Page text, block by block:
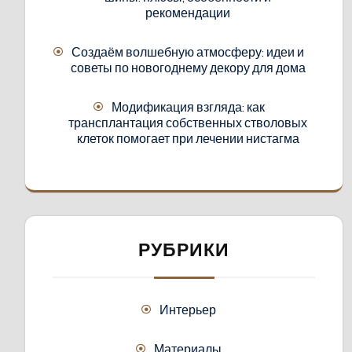
рекомендации
Создаём волшебную атмосферу: идеи и
советы по новогоднему декору для дома
Модификация взгляда: как
трансплантация собственных стволовых
клеток помогает при лечении нистагма
РУБРИКИ
Интерьер
Материалы